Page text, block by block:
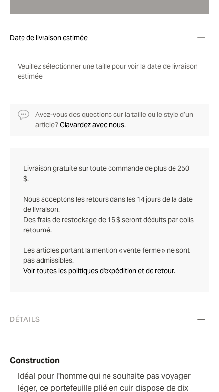
Date de livraison estimée
Veuillez sélectionner une taille pour voir la date de livraison
estimée
Avez-vous des questions sur la taille ou le style d’un
article?Clavardez avec nous.
Livraison gratuite sur toute commande de plus de 250
$.
Nous acceptons les retours dans les 14 jours de la date
de livraison.
Des frais de restockage de 15 $ seront déduits par colis
retourné.
Les articles portant la mention « vente ferme » ne sont
pas admissibles.
Voir toutes les politiques d'expédition et de retour.
DÉTAILS
Construction
Idéal pour l'homme qui ne souhaite pas voyager
léger, ce portefeuille plié en cuir dispose de dix